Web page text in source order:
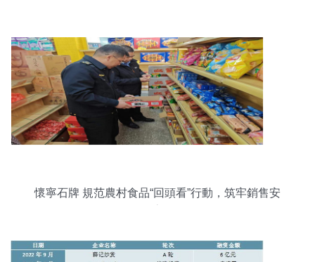
懷寧石牌 規范農村食品“回頭看”行動，筑牢銷售安